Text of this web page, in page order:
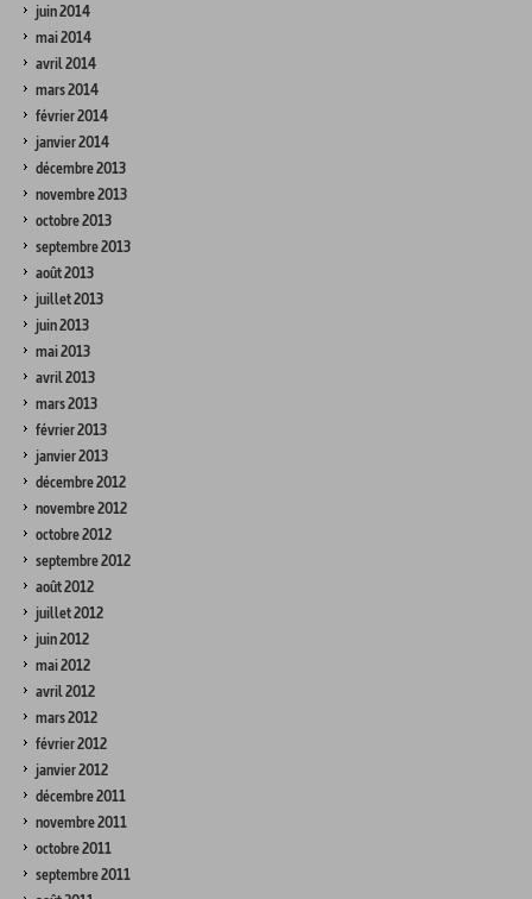
juin 2014
mai 2014
avril 2014
mars 2014
février 2014
janvier 2014
décembre 2013
novembre 2013
octobre 2013
septembre 2013
août 2013
juillet 2013
juin 2013
mai 2013
avril 2013
mars 2013
février 2013
janvier 2013
décembre 2012
novembre 2012
octobre 2012
septembre 2012
août 2012
juillet 2012
juin 2012
mai 2012
avril 2012
mars 2012
février 2012
janvier 2012
décembre 2011
novembre 2011
octobre 2011
septembre 2011